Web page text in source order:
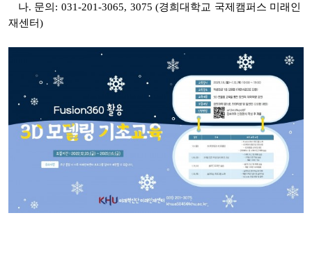
나. 문의: 031-201-3065, 3075 (경희대학교 국제캠퍼스 미래인
재센터)